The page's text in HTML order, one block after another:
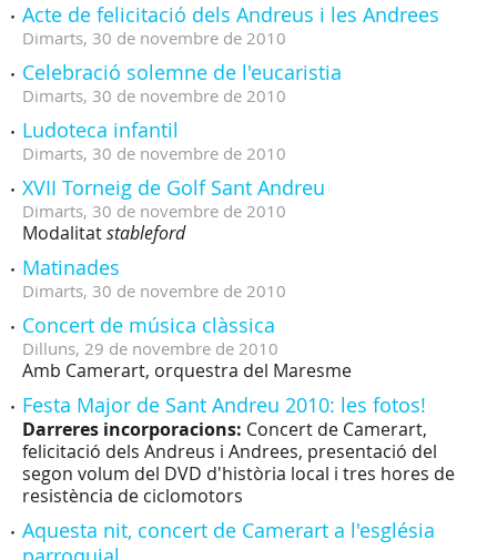
Acte de felicitació dels Andreus i les Andrees
Dimarts, 30 de novembre de 2010
Celebració solemne de l'eucaristia
Dimarts, 30 de novembre de 2010
Ludoteca infantil
Dimarts, 30 de novembre de 2010
XVII Torneig de Golf Sant Andreu
Dimarts, 30 de novembre de 2010
Modalitatstableford
Matinades
Dimarts, 30 de novembre de 2010
Concert de música clàssica
Dilluns, 29 de novembre de 2010
Amb Camerart, orquestra del Maresme
Festa Major de Sant Andreu 2010: les fotos!
Darreres incorporacions: Concert de Camerart,
felicitació dels Andreus i Andrees, presentació del
segon volum del DVD d'història local i tres hores de
resistència de ciclomotors
Aquesta nit, concert de Camerart a l'església